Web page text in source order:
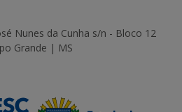
Nunes da Cunha s/n - Bloco 12
Grande | MS